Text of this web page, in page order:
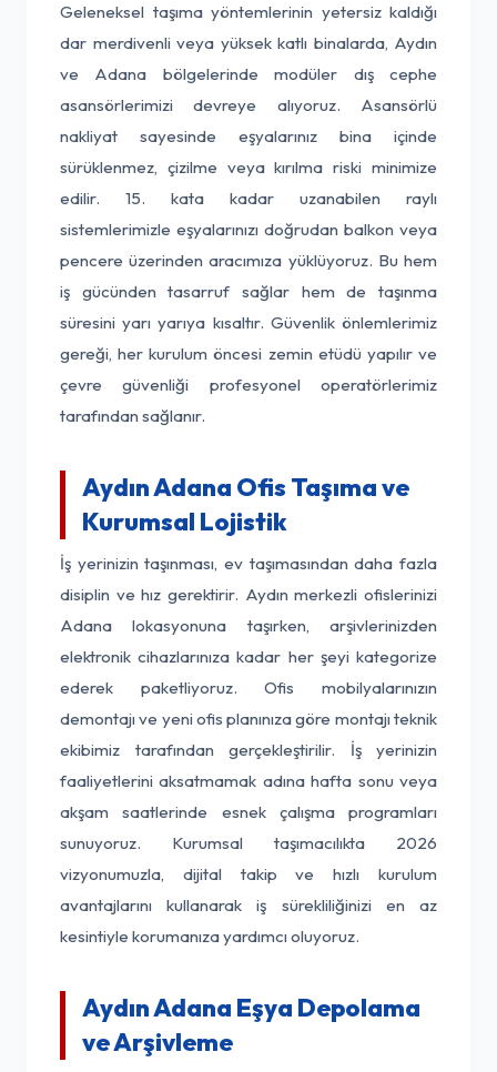
Geleneksel taşıma yöntemlerinin yetersiz kaldığı
dar merdivenli veya yüksek katlı binalarda, Aydın
ve Adana bölgelerinde modüler dış cephe
asansörlerimizi devreye alıyoruz. Asansörlü
nakliyat sayesinde eşyalarınız bina içinde
sürüklenmez, çizilme veya kırılma riski minimize
edilir. 15. kata kadar uzanabilen raylı
sistemlerimizle eşyalarınızı doğrudan balkon veya
pencere üzerinden aracımıza yüklüyoruz. Bu hem
iş gücünden tasarruf sağlar hem de taşınma
süresini yarı yarıya kısaltır. Güvenlik önlemlerimiz
gereği, her kurulum öncesi zemin etüdü yapılır ve
çevre güvenliği profesyonel operatörlerimiz
tarafından sağlanır.
Aydın Adana Ofis Taşıma ve
Kurumsal Lojistik
İş yerinizin taşınması, ev taşımasından daha fazla
disiplin ve hız gerektirir. Aydın merkezli ofislerinizi
Adana lokasyonuna taşırken, arşivlerinizden
elektronik cihazlarınıza kadar her şeyi kategorize
ederek paketliyoruz. Ofis mobilyalarınızın
demontajı ve yeni ofis planınıza göre montajı teknik
ekibimiz tarafından gerçekleştirilir. İş yerinizin
faaliyetlerini aksatmamak adına hafta sonu veya
akşam saatlerinde esnek çalışma programları
sunuyoruz. Kurumsal taşımacılıkta 2026
vizyonumuzla, dijital takip ve hızlı kurulum
avantajlarını kullanarak iş sürekliliğinizi en az
kesintiyle korumanıza yardımcı oluyoruz.
Aydın Adana Eşya Depolama
ve Arşivleme